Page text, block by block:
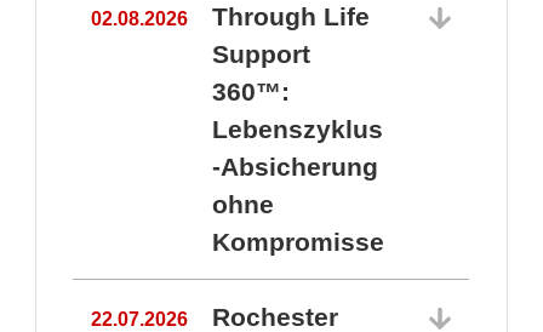
02.08.2026
Through Life
Support
360™:
Lebenszyklus
-Absicherung
ohne
Kompromisse
22.07.2026
Rochester